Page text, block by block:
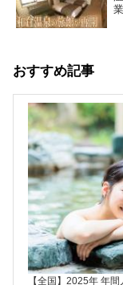
おすすめ記事
【全国】2025年 年